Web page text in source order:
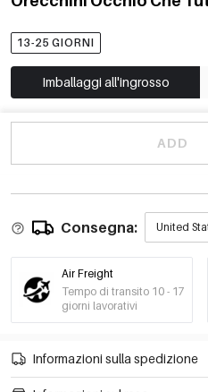
13-25 GIORNI
Imballaggi all'ingrosso
ADD
Consegna: United
Air Freight
Tempo di transito 10 - 17
giorni lavorativi
Informazioni sulla spedizione